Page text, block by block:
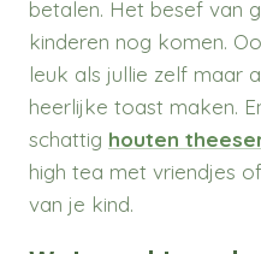
betalen. Het besef van
kinderen nog komen.
leuk als jullie zelf maar
heerlijke toast maken.
schattig houten
high tea met vriendjes
van je kind.